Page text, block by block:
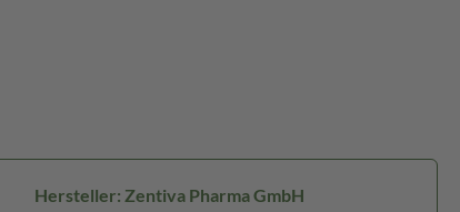
Hersteller: Zentiva Pharma GmbH